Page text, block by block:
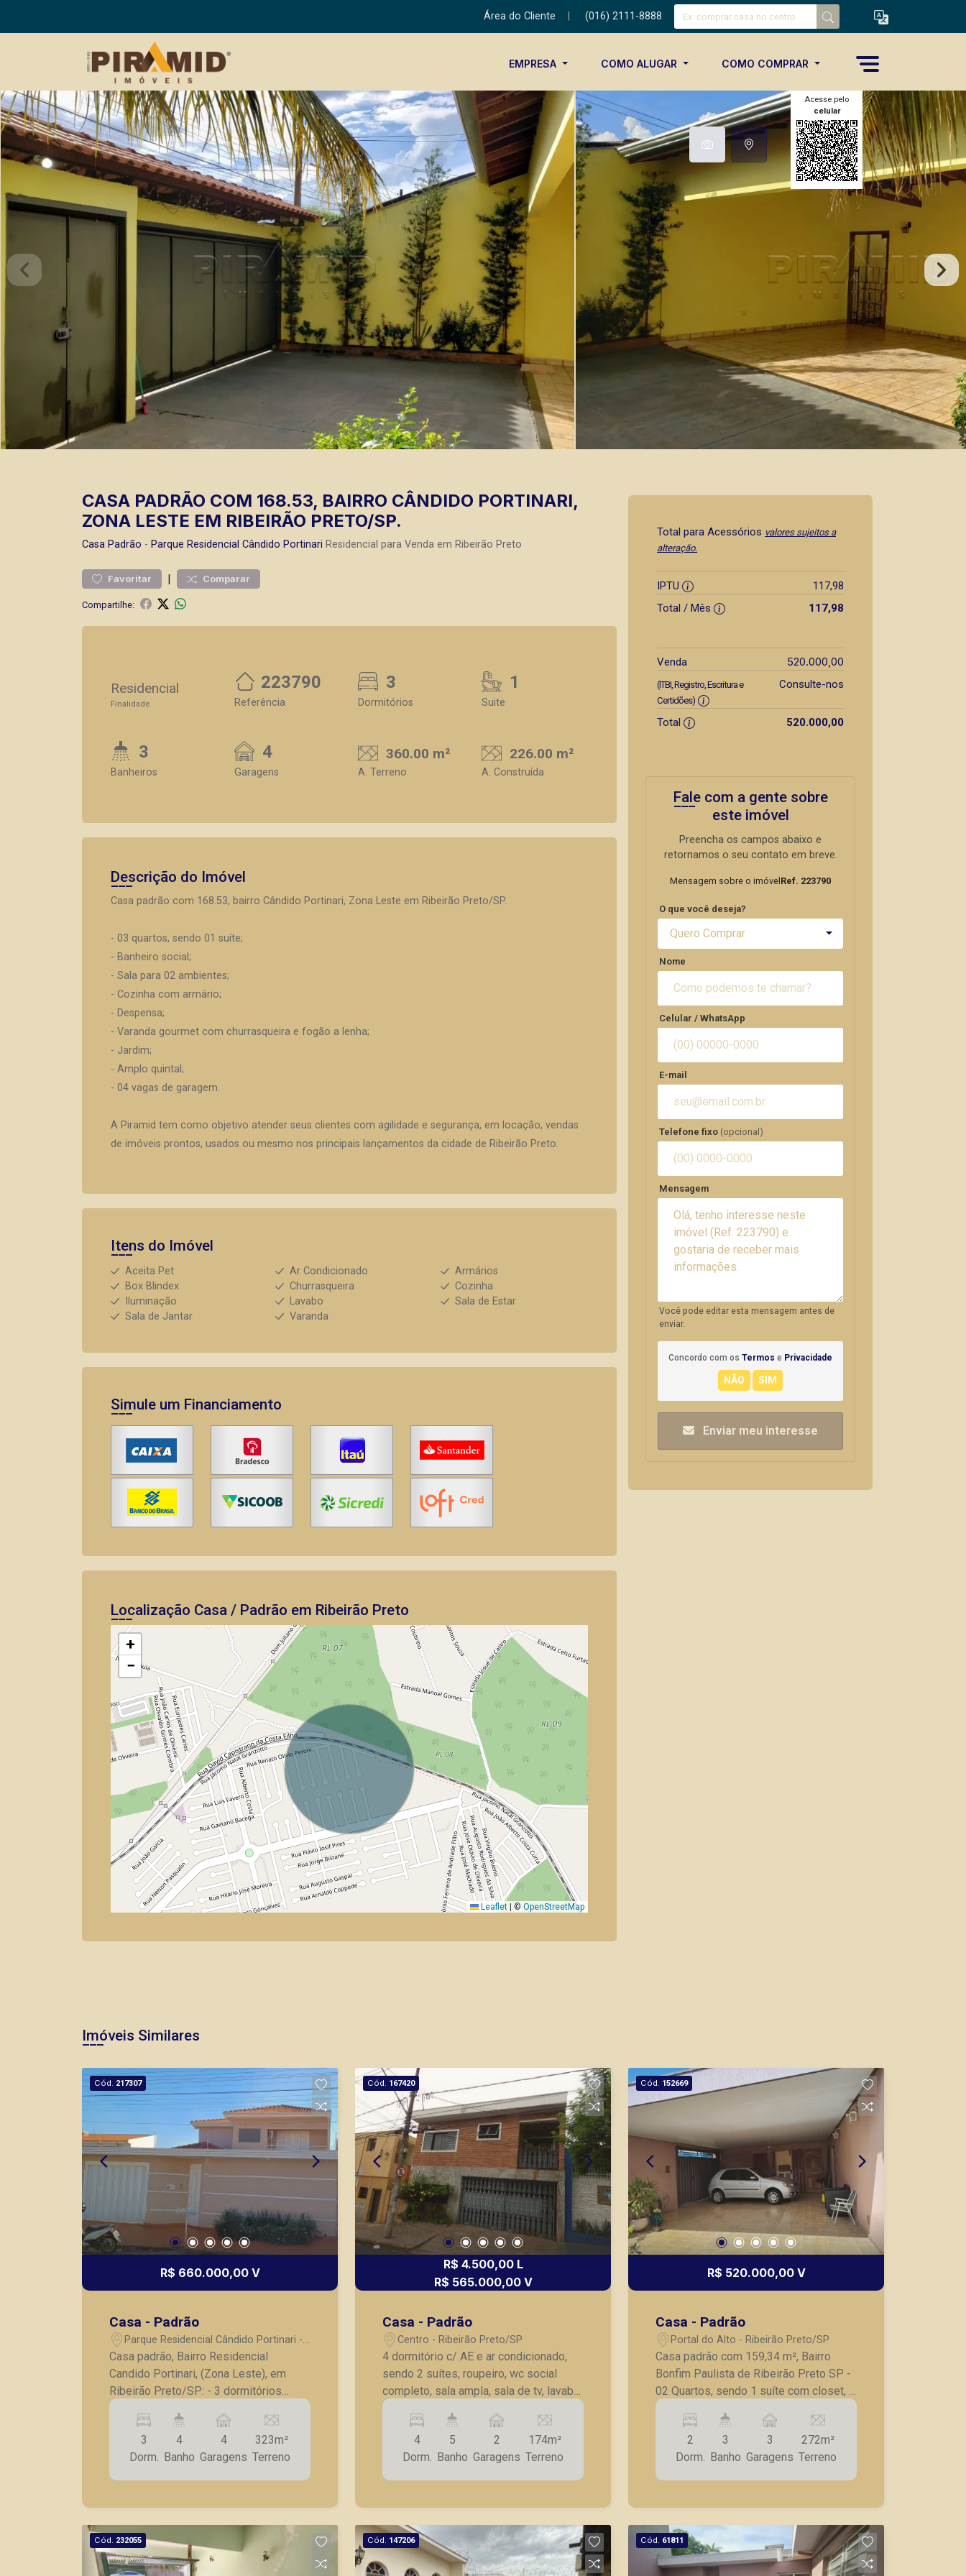
Área do Cliente (016) 2111-8888
EMPRESA COMO ALUGAR COMO COMPRAR
Acesse pelo
celular
CASA PADRÃO COM 168.53, BAIRRO CÂNDIDO PORTINARI,
ZONA LESTE EM RIBEIRÃO PRETO/SP.
Casa Padrão - Parque Residencial Cândido Portinari Residencial para Venda em Ribeirão Preto
Favoritar | Comparar
Compartilhe:
Residencial
Finalidade
223790
Referência
3
Dormitórios
1
Suite
3
Banheiros
4
Garagens
360.00 m²
A. Terreno
226.00 m²
A. Construída
Descrição do Imóvel
Casa padrão com 168.53, bairro Cândido Portinari, Zona Leste em Ribeirão Preto/SP.
- 03 quartos, sendo 01 suíte;
- Banheiro social;
- Sala para 02 ambientes;
- Cozinha com armário;
- Despensa;
- Varanda gourmet com churrasqueira e fogão a lenha;
- Jardim;
- Amplo quintal;
- 04 vagas de garagem.
A Piramid tem como objetivo atender seus clientes com agilidade e segurança, em locação, vendas
de imóveis prontos, usados ou mesmo nos principais lançamentos da cidade de Ribeirão Preto.
Itens do Imóvel
Aceita Pet Ar Condicionado
Armários
Box Blindex
Churrasqueira
Cozinha
Iluminação
Lavabo
Sala de Estar
Sala de Jantar
Varanda
Simule um Financiamento
Localização Casa / Padrão em Ribeirão Preto
+
−
Leaflet © OpenStreetMap
Total para Acessórios valores sujeitos a
alteração.
IPTU
117,98
Total / Mês
117,98
Venda 520.000,00
(ITBI, Registro, Escritura e
Certidões)
Consulte-nos
Total 520.000,00
Fale com a gente sobre
este imóvel
Preencha os campos abaixo e
retornamos o seu contato em breve.
Mensagem sobre o imóvel Ref. 223790
O que você deseja?
Quero Comprar
Nome
Celular / WhatsApp
E-mail
Telefone fixo (opcional)
Mensagem
Você pode editar esta mensagem antes de
enviar.
Concordo com os Termos e Privacidade
Enviar meu interesse
Imóveis Similares
Cód. 217307
R$ 660.000,00 V
Casa - Padrão
Parque Residencial Cândido Portinari -
Ribeirão Preto/SP
Casa padrão, Bairro Residencial
Candido Portinari, (Zona Leste), em
Ribeirão Preto/SP: - 3 dormitórios
sendo 1 suíte; - Lavabo; - Banheiro
social; - Sala para 2 ambientes; -
Cozinha com armários; - Lavanderia; -
Dependência e banheiro de serviço; -
Quintal; - Varanda gourmet com
Piramid tem como objetivo atender
seus clientes com agilidade e
segurança, em locação, vendas de
imóveis prontos, usados ou mesmo
3
Dorm.
4
Banho
4
Garagens
323m²
Terreno
Cód. 167420
R$ 4.500,00 L
R$ 565.000,00 V
Casa - Padrão
Centro - Ribeirão Preto/SP
4 dormitório c/ AE e ar condicionado,
sendo 2 suítes, roupeiro, wc social
completo, sala ampla, sala de tv, lavabo,
cozinha planejada, copa, AS,
dormitório/wc de serviço, despensa, 2
vagas de garagem.
4
Dorm.
5
Banho
2
Garagens
174m²
Terreno
Cód. 152669
R$ 520.000,00 V
Casa - Padrão
Portal do Alto - Ribeirão Preto/SP
Casa padrão com 159,34 m², Bairro
Bonfim Paulista de Ribeirão Preto SP -
02 Quartos, sendo 1 suíte com closet, -
Banheiro social e lavabo, - Sala 2
ambientes, - Copa e cozinha
planejadas, -Lavanderia; - Varanda com
jardim, - 03 vagas de garagem, sendo 2
cobertas. A Piramid tem como objetivo
segurança, em locação, vendas de
imóveis prontos, usados ou mesmo
nos principais lançamentos da cidade
de Ribeirão Preto.
2
Dorm.
3
Banho
3
Garagens
272m²
Terreno
Cód. 232055 Cód. 147206 Cód. 61811